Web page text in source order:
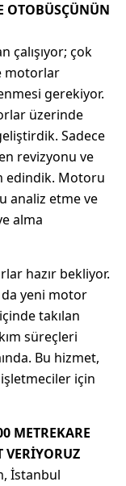
OTOBÜSÇÜNÜN
çalışıyor; çok
motorlar
gerekiyor.
üzerinde
Sadece
revizyonu ve
edindik. Motoru
analiz etme ve
alma
hazır bekliyor.
yeni motor
takılan
süreçleri
Bu hizmet,
için
METREKARE
İstanbul